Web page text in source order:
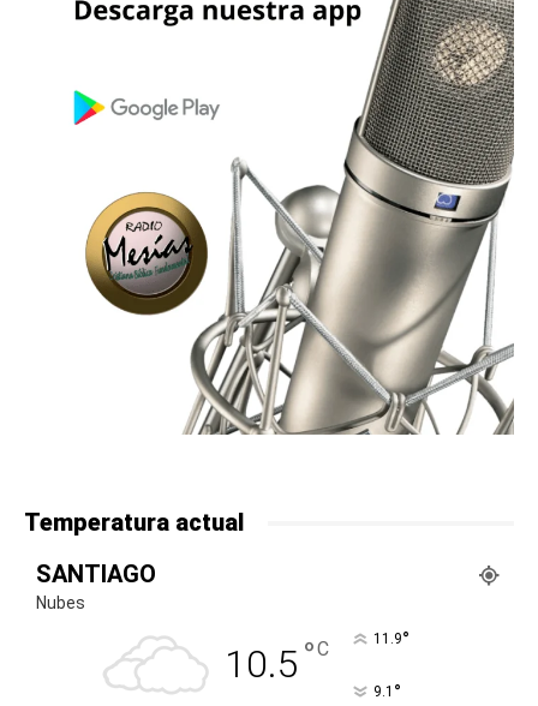
Temperatura actual
SANTIAGO
Nubes
10.5 °C 11.9°
9.1 °